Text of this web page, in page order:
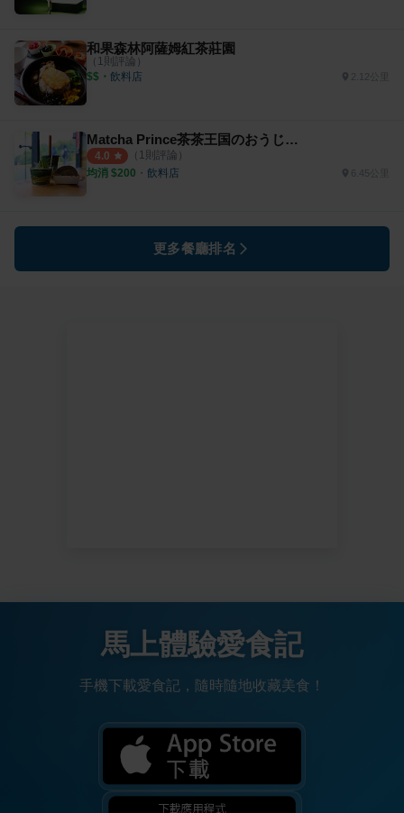
和果森林阿薩姆紅茶莊園
（ 1 則評論）
$$ ・ 飲料店
Matcha Prince茶茶王国のおうじちゃま X 日月潭向山店
4.0 （ 1 則評論）
均消 $200 ・ 飲料店 6.45公里
更多餐廳排名
馬上體驗愛食記
手機下載愛食記，隨時隨地收藏美食！